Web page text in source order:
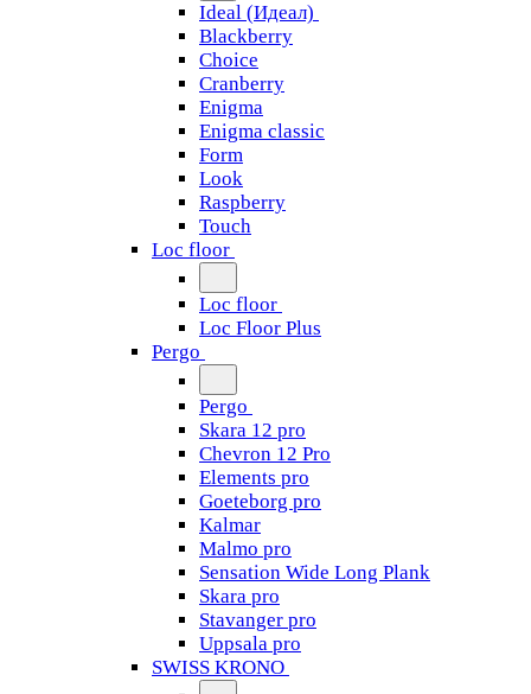
Ideal (Идеал)
Blackberry
Choice
Cranberry
Enigma
Enigma classic
Form
Look
Raspberry
Touch
Loc floor
Loc floor
Loc Floor Plus
Pergo
Pergo
Skara 12 pro
Chevron 12 Pro
Elements pro
Goeteborg pro
Kalmar
Malmo pro
Sensation Wide Long Plank
Skara pro
Stavanger pro
Uppsala pro
SWISS KRONO